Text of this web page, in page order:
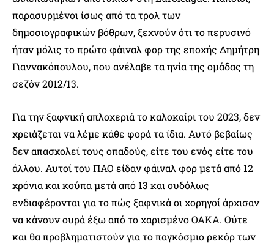
παρασυρμένοι ίσως από τα τρολ των
δημοσιογραφικών βόθρων, ξεχνούν ότι το περυσινό
ήταν μόλις το πρώτο φάιναλ φορ της εποχής Δημήτρη
Γιαννακόπουλου, που ανέλαβε τα ηνία της ομάδας τη
σεζόν 2012/13.
Για την ξαφνική απλοχεριά το καλοκαίρι του 2023, δεν
χρειάζεται να λέμε κάθε φορά τα ίδια. Αυτό βεβαίως
δεν απασχολεί τους οπαδούς, είτε του ενός είτε του
άλλου. Αυτοί του ΠΑΟ είδαν φάιναλ φορ μετά από 12
χρόνια και κούπα μετά από 13 και ουδόλως
ενδιαφέρονται για το πώς ξαφνικά οι χορηγοί άρχισαν
να κάνουν ουρά έξω από το χαρισμένο ΟΑΚΑ. Ούτε
και θα προβληματιστούν για το παγκόσμιο ρεκόρ των